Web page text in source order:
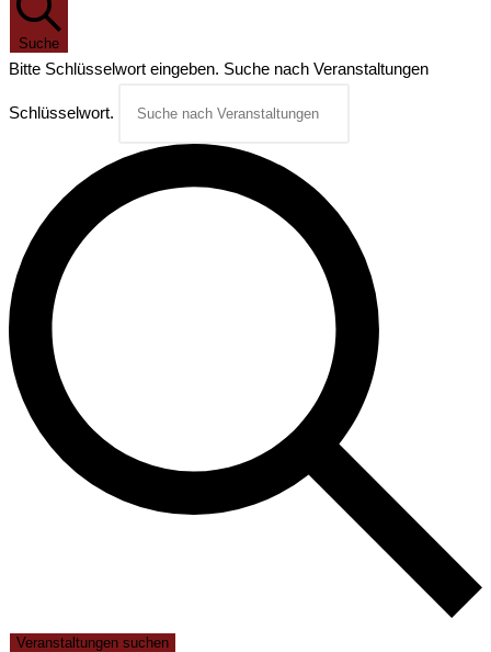
Suche
Bitte Schlüsselwort eingeben. Suche nach Veranstaltungen
Schlüsselwort.
Veranstaltungen suchen